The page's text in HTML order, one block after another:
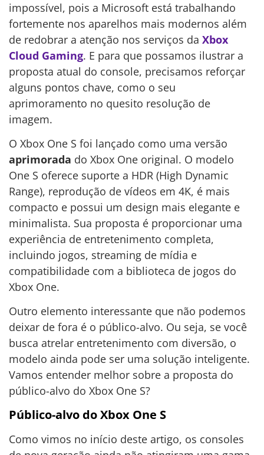
impossível, pois a Microsoft está trabalhando
fortemente nos aparelhos mais modernos além
de redobrar a atenção nos serviços da Xbox
Cloud Gaming. E para que possamos ilustrar a
proposta atual do console, precisamos reforçar
alguns pontos chave, como o seu
aprimoramento no quesito resolução de
imagem.
O Xbox One S foi lançado como uma versão
aprimorada do Xbox One original. O modelo
One S oferece suporte a HDR (High Dynamic
Range), reprodução de vídeos em 4K, é mais
compacto e possui um design mais elegante e
minimalista. Sua proposta é proporcionar uma
experiência de entretenimento completa,
incluindo jogos, streaming de mídia e
compatibilidade com a biblioteca de jogos do
Xbox One.
Outro elemento interessante que não podemos
deixar de fora é o público-alvo. Ou seja, se você
busca atrelar entretenimento com diversão, o
modelo ainda pode ser uma solução inteligente.
Vamos entender melhor sobre a proposta do
público-alvo do Xbox One S?
Público-alvo do Xbox One S
Como vimos no início deste artigo, os consoles